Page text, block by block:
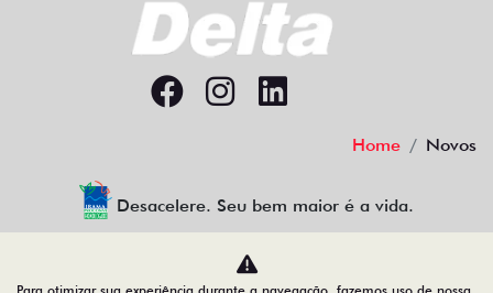
Home Novos
Desacelere. Seu bem maior é a vida.